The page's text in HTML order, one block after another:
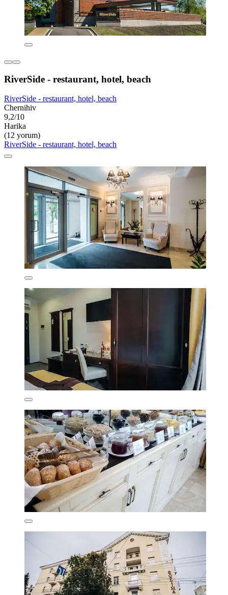
RiverSide - restaurant, hotel, beach
RiverSide - restaurant, hotel, beach
Chernihiv
9,2/10
Harika
(12 yorum)
RiverSide - restaurant, hotel, beach